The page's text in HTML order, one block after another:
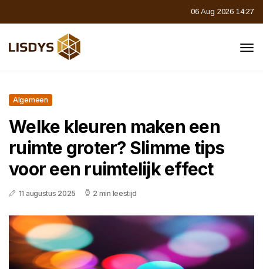
06 Aug 2026 14:27
Algemeen
Welke kleuren maken een
ruimte groter? Slimme tips
voor een ruimtelijk effect
11 augustus 2025 2 min leestijd